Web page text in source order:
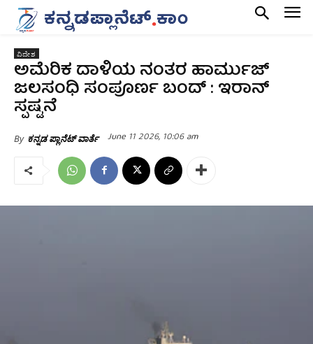
ವಿದೇಶ
ಅಮೆರಿಕ ದಾಳಿಯ ನಂತರ ಹಾರ್ಮುಜ್‌
ಜಲಸಂಧಿ ಸಂಪೂರ್ಣ ಬಂದ್‌ : ಇರಾನ್‌
ಸ್ಪಷ್ಟನೆ
By ಕನ್ನಡ ಪ್ಲಾನೆಟ್ ವಾರ್ತೆ June 11 2026, 10:06 am